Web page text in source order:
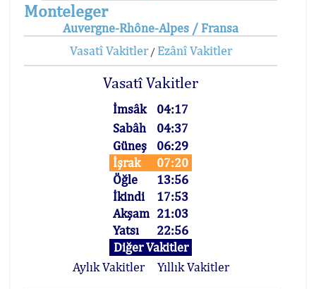
Monteleger
Auvergne-Rhône-Alpes / Fransa
Vasatî Vakitler/ Ezânî Vakitler
Vasatî Vakitler
İmsâk
04:17
Sabâh
04:37
Güneş
06:29
İşrak
07:20
Öğle
13:56
İkindi
17:53
Akşam 21:03
Yatsı
22:56
Diğer Vakitler
Aylık Vakitler
Yıllık Vakitler